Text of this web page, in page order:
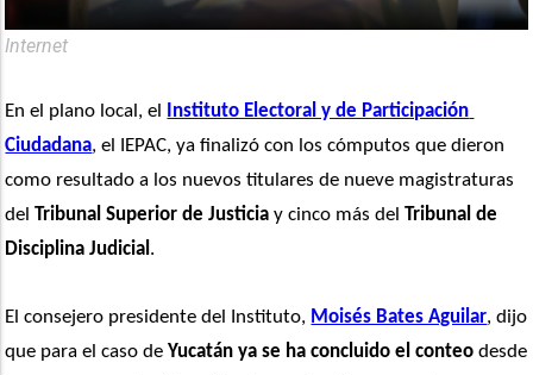
Internet
En el plano local, el Instituto Electoral y de Participación
Ciudadana, el IEPAC, ya finalizó con los cómputos que dieron
como resultado a los nuevos titulares de nueve magistraturas
del Tribunal Superior de Justicia y cinco más del Tribunal de
Disciplina Judicial.
El consejero presidente del Instituto, Moisés Bates Aguilar, dijo
que para el caso de Yucatán ya se ha concluido el conteo desde